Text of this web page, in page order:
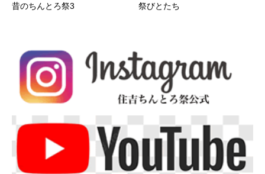
昔のちんとろ祭3 祭びとたち